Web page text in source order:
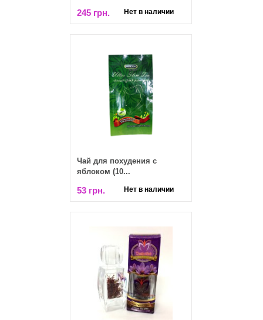
245 грн. Нет в наличии
Чай для похудения с
яблоком (10...
53 грн. Нет в наличии